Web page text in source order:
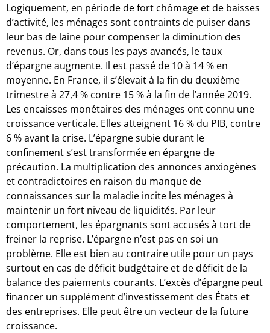
Logiquement, en période de fort chômage et de baisses
d’activité, les ménages sont contraints de puiser dans
leur bas de laine pour compenser la diminution des
revenus. Or, dans tous les pays avancés, le taux
d’épargne augmente. Il est passé de 10 à 14 % en
moyenne. En France, il s’élevait à la fin du deuxième
trimestre à 27,4 % contre 15 % à la fin de l’année 2019.
Les encaisses monétaires des ménages ont connu une
croissance verticale. Elles atteignent 16 % du PIB, contre
6 % avant la crise. L’épargne subie durant le
confinement s’est transformée en épargne de
précaution. La multiplication des annonces anxiogènes
et contradictoires en raison du manque de
connaissances sur la maladie incite les ménages à
maintenir un fort niveau de liquidités. Par leur
comportement, les épargnants sont accusés à tort de
freiner la reprise. L’épargne n’est pas en soi un
problème. Elle est bien au contraire utile pour un pays
surtout en cas de déficit budgétaire et de déficit de la
balance des paiements courants. L’excès d’épargne peut
financer un supplément d’investissement des États et
des entreprises. Elle peut être un vecteur de la future
croissance.